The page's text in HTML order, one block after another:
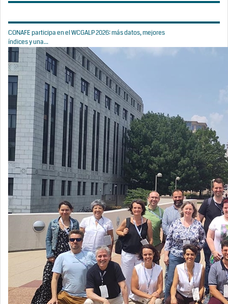
CONAFE participa en el WCGALP 2026: más datos, mejores
índices y una...